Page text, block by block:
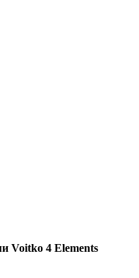
Voitko 4 Elements